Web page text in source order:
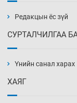
4
Редакцын ёс зүй
СУРТАЛЧИЛГАА
Үнийн санал харах
ХАЯГ